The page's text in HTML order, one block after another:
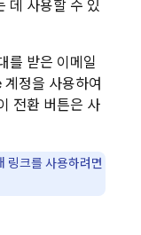
데 사용할 수 있
를 받은 이메일
정을 사용하여
전환 버튼은 사
링크를 사용하려면